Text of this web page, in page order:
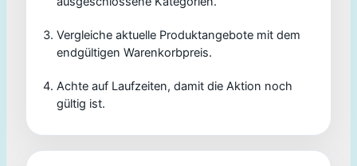
Vergleiche aktuelle Produktangebote mit dem
endgültigen Warenkorbpreis.
Achte auf Laufzeiten, damit die Aktion noch
gültig ist.